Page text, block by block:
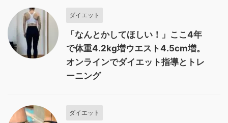
ダイエット
「なんとかしてほしい！」ここ4年
で体重4.2kg増ウエスト4.5cm増。
オンラインでダイエット指導とトレ
ーニング
ダイエット